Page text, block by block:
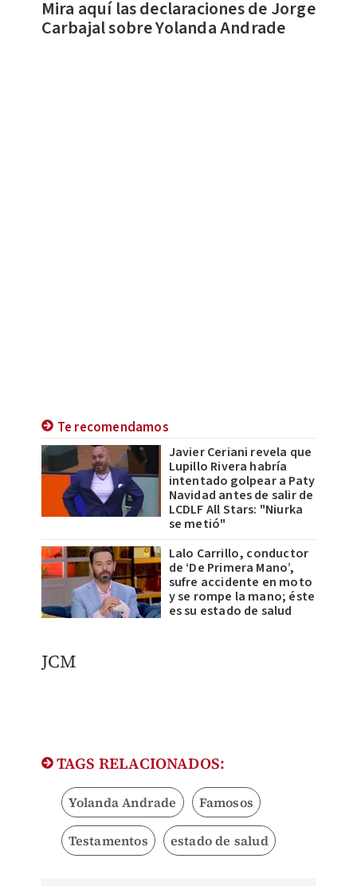
Mira aquí las declaraciones de Jorge
Carbajal sobre Yolanda Andrade
Te recomendamos
Javier Ceriani revela que
Lupillo Rivera habría
intentado golpear a Paty
Navidad antes de salir de
LCDLF All Stars: "Niurka
se metió"
Lalo Carrillo, conductor
de ‘De Primera Mano’,
sufre accidente en moto
y se rompe la mano; éste
es su estado de salud
JCM
TAGS RELACIONADOS:
Yolanda Andrade Famosos
Testamentos estado de salud